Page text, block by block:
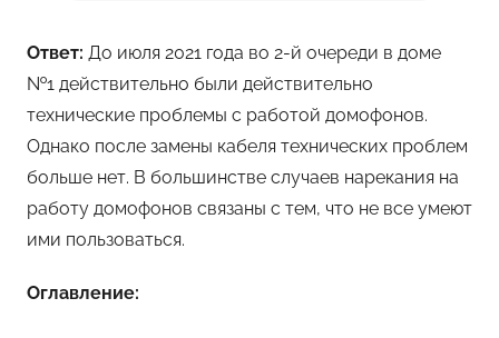
Ответ: До июля 2021 года во 2-й очереди в доме
№1 действительно были действительно
технические проблемы с работой домофонов.
Однако после замены кабеля технических проблем
больше нет. В большинстве случаев нарекания на
работу домофонов связаны с тем, что не все умеют
ими пользоваться.
Оглавление: